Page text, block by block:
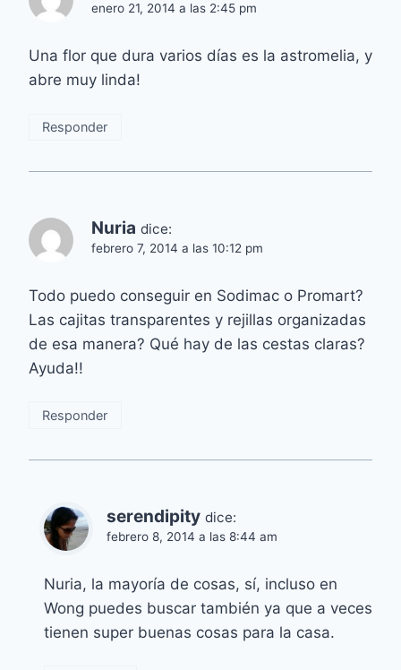
enero 21, 2014 a las 2:45 pm
Una flor que dura varios días es la astromelia, y
abre muy linda!
Responder
Nuria dice:
febrero 7, 2014 a las 10:12 pm
Todo puedo conseguir en Sodimac o Promart?
Las cajitas transparentes y rejillas organizadas
de esa manera? Qué hay de las cestas claras?
Ayuda!!
Responder
serendipity dice:
febrero 8, 2014 a las 8:44 am
Nuria, la mayoría de cosas, sí, incluso en
Wong puedes buscar también ya que a veces
tienen super buenas cosas para la casa.